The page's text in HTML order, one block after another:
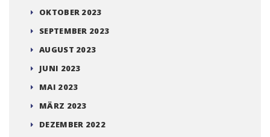
OKTOBER 2023
SEPTEMBER 2023
AUGUST 2023
JUNI 2023
MAI 2023
MÄRZ 2023
DEZEMBER 2022